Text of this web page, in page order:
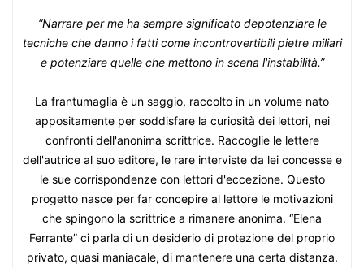
“Narrare per me ha sempre significato depotenziare le
tecniche che danno i fatti come incontrovertibili pietre miliari
e potenziare quelle che mettono in scena l'instabilità.”
La frantumaglia è un saggio, raccolto in un volume nato
appositamente per soddisfare la curiosità dei lettori, nei
confronti dell'anonima scrittrice. Raccoglie le lettere
dell'autrice al suo editore, le rare interviste da lei concesse e
le sue corrispondenze con lettori d'eccezione. Questo
progetto nasce per far concepire al lettore le motivazioni
che spingono la scrittrice a rimanere anonima. “Elena
Ferrante” ci parla di un desiderio di protezione del proprio
privato, quasi maniacale, di mantenere una certa distanza.